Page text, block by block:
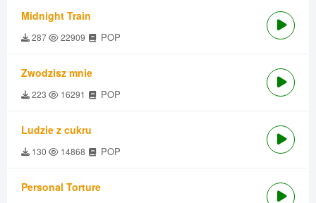
Midnight Train
287 22909 POP
Zwodzisz mnie
223 16291 POP
Ludzie z cukru
130 14868 POP
Personal Torture